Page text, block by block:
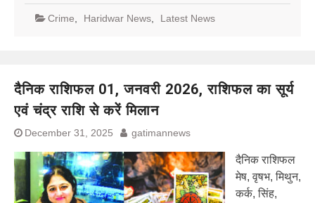
Crime Haridwar News Latest News
दैनिक राशिफल 01, जनवरी 2026, राशिफल का सूर्य
एवं चंद्र राशि से करें मिलान
December 31, 2025 gatimannews
दैनिक राशिफल
मेष, वृषभ, मिथुन,
कर्क, सिंह,